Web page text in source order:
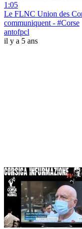
1:05
Le FLNC Union des
communiquent - #Corse
antofpcl
il y a 5 ans